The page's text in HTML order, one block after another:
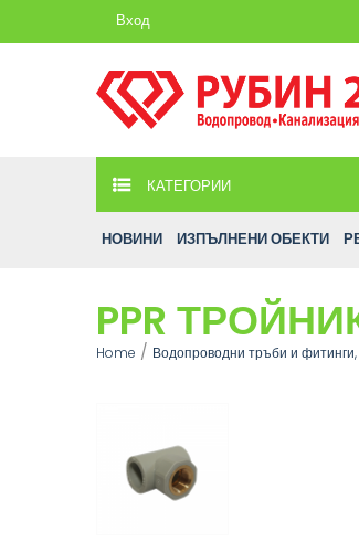
Вход
КАТЕГОРИИ
НОВИНИ ИЗПЪЛНЕНИ ОБЕКТИ
PPR
Home Водопроводни тръби и